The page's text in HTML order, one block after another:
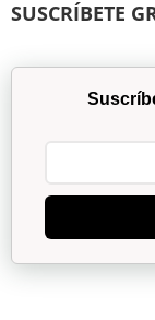
SUSCRÍBETE